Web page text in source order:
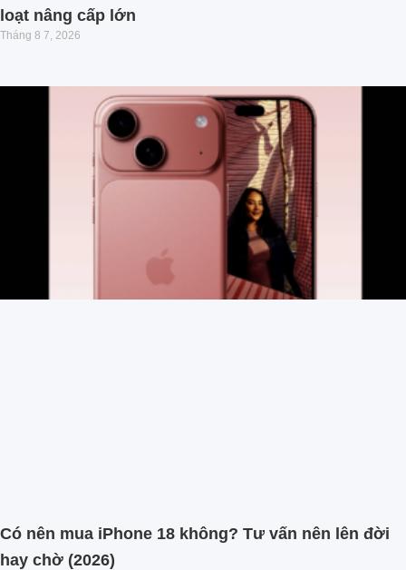
loạt nâng cấp lớn
Tháng 8 7, 2026
Có nên mua iPhone 18 không? Tư vấn nên lên đời
hay chờ (2026)